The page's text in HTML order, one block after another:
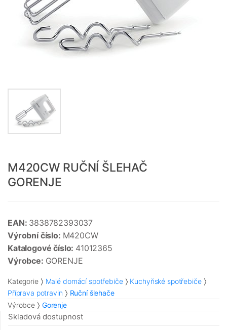
M420CW RUČNÍ ŠLEHAČ
GORENJE
EAN: 3838782393037
Výrobní číslo: M420CW
Katalogové číslo: 41012365
Výrobce: GORENJE
Kategorie Malé domácí spotřebiče
Kuchyňské spotřebiče
Příprava potravin
Ruční šlehače
Výrobce
Gorenje
Skladová dostupnost